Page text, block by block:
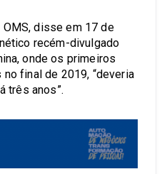
OMS, disse em 17 de
recém-divulgado
onde os primeiros
final de 2019, “deveria
três anos”.